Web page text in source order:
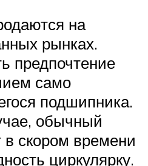
на
рынках.
предпочтение
само
подшипника.
обычный
скором времени
циркулярку.